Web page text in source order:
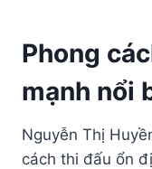
Phong
mạnh nổi
Nguyễn Thị
cách thi đấu ổn